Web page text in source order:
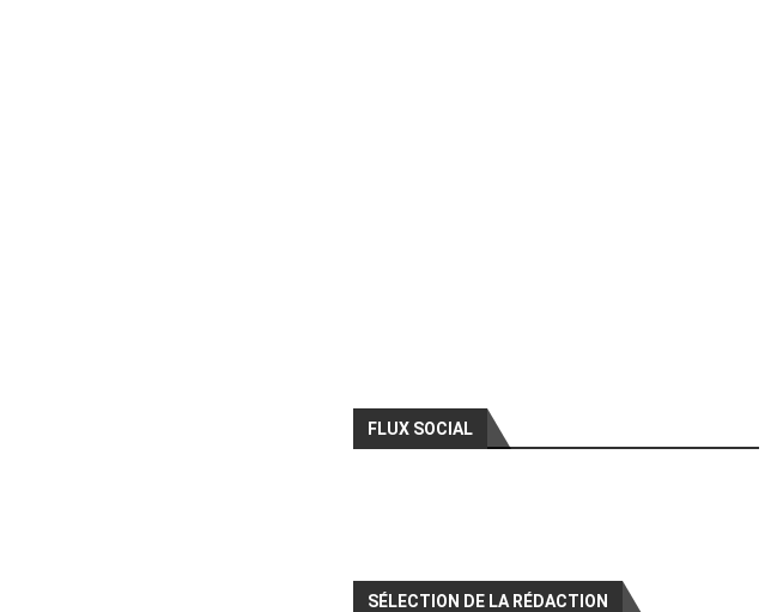
FLUX SOCIAL
SÉLECTION DE LA RÉDACTION